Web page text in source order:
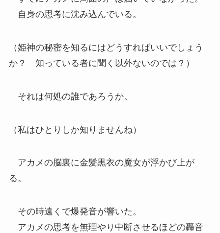
自身の思考に沈み込んでいる。
（姫神の秘密を知るにはどうすればいいでしょう
か？ 知っている者に聞く以外ないのでは？）
それは何処の誰であろうか。
（私はひとりしか知りませんね）
アカメの脳裏に金髪黒衣の魔女が浮かび上が
る。
その時遠くで爆発音が響いた。
アカメの思考を無理やり中断させるほどの轟音